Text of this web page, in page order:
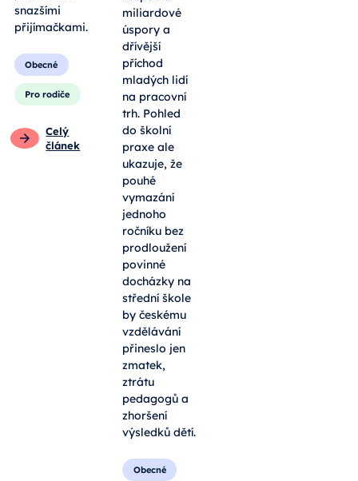
snazšími
přijímačkami.
Obecné
Pro rodiče
Celý
článek
miliardové
úspory a
dřívější
příchod
mladých lidí
na pracovní
trh. Pohled
do školní
praxe ale
ukazuje, že
pouhé
vymazání
jednoho
ročníku bez
prodloužení
povinné
docházky na
střední škole
by českému
vzdělávání
přineslo jen
zmatek,
ztrátu
pedagogů a
zhoršení
výsledků dětí.
Obecné